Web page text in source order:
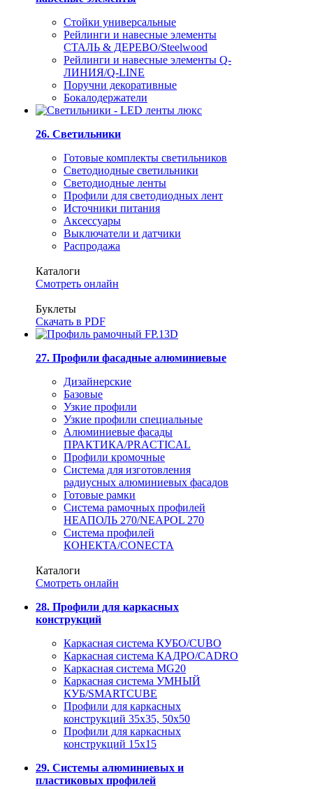
Стойки универсальные
Рейлинги и навесные элементы
СТАЛЬ & ДЕРЕВО/Steelwood
Рейлинги и навесные элементы Q-
ЛИНИЯ/Q-LINE
Поручни декоративные
Бокалодержатели
26. Светильники
Готовые комплекты светильников
Светодиодные светильники
Светодиодные ленты
Профили для светодиодных лент
Источники питания
Аксессуары
Выключатели и датчики
Распродажа
Каталоги
Смотреть онлайн
Буклеты
Скачать в PDF
27. Профили фасадные алюминиевые
Дизайнерские
Базовые
Узкие профили
Узкие профили специальные
Алюминиевые фасады
ПРАКТИКА/PRACTICAL
Профили кромочные
Система для изготовления
радиусных алюминиевых фасадов
Готовые рамки
Система рамочных профилей
НЕАПОЛЬ 270/NEAPOL 270
Система профилей
КОНЕКТА/CONECTA
Каталоги
Смотреть онлайн
28. Профили для каркасных
конструкций
Каркасная система КУБО/CUBO
Каркасная система КАДРО/CADRO
Каркасная система MG20
Каркасная система УМНЫЙ
КУБ/SMARTCUBE
Профили для каркасных
конструкций 35x35, 50x50
Профили для каркасных
конструкций 15х15
29. Системы алюминиевых и
пластиковых профилей